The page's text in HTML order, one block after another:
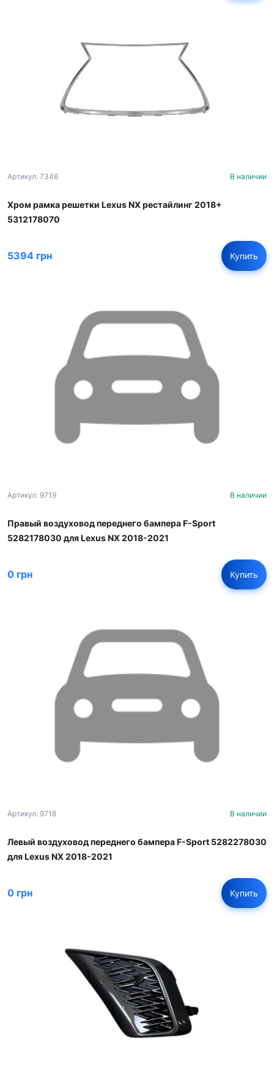
Артикул: 7346 В наличии
Хром рамка решетки Lexus NX рестайлинг 2018+
5312178070
5394 грн Купить
Артикул: 9719 В наличии
Правый воздуховод переднего бампера F-Sport
5282178030 для Lexus NX 2018-2021
0 грн Купить
Артикул: 9718 В наличии
Левый воздуховод переднего бампера F-Sport 5282278030
для Lexus NX 2018-2021
0 грн Купить